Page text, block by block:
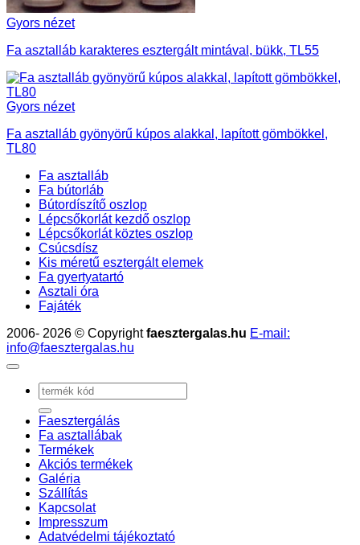
Gyors nézet
Fa asztalláb karakteres esztergált mintával, bükk, TL55
Gyors nézet
Fa asztalláb gyönyörű kúpos alakkal, lapított gömbökkel,
TL80
Fa asztalláb
Fa bútorláb
Bútordíszítő oszlop
Lépcsőkorlát kezdő oszlop
Lépcsőkorlát köztes oszlop
Csúcsdísz
Kis méretű esztergált elemek
Fa gyertyatartó
Asztali óra
Fajáték
2006- 2026 © Copyrightfaesztergalas.hu E-mail:
info@faesztergalas.hu
Keresés
a
következőre:
Faesztergálás
Fa asztallábak
Termékek
Akciós termékek
Galéria
Szállítás
Kapcsolat
Impresszum
Adatvédelmi tájékoztató